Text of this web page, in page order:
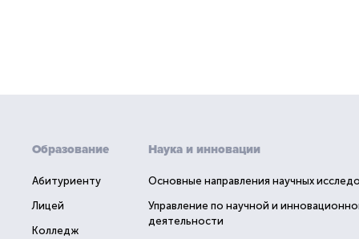
Образование
Абитуриенту
Лицей
Колледж
Наука и инновации
Основные направления научных
Управление по научной и
деятельности